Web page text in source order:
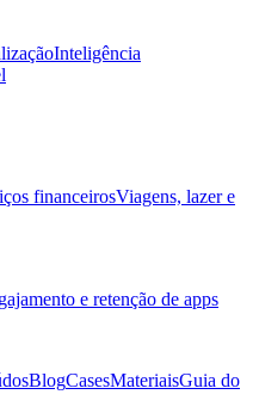
Inteligência
financeirosViagens, lazer e
e retenção de apps
BlogCasesMateriaisGuia do